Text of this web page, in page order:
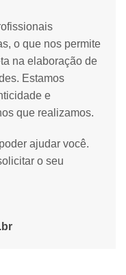
o que nos permite
na elaboração de
Estamos
e
que realizamos.
ajudar você.
o seu